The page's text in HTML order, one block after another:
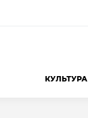
КУЛЬТУРА